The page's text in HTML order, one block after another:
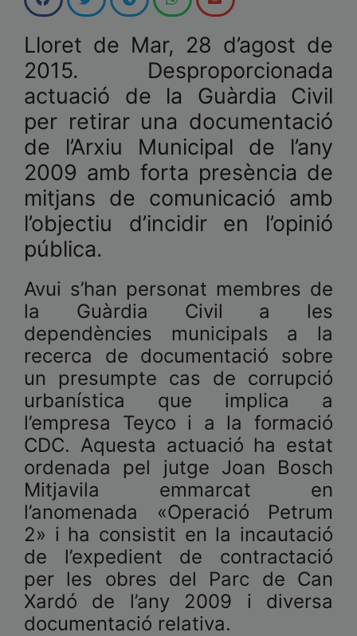
Lloret de Mar, 28 d’agost de
2015. Desproporcionada
actuació de la Guàrdia Civil
per retirar una documentació
de l’Arxiu Municipal de l’any
2009 amb forta presència de
mitjans de comunicació amb
l’objectiu d’incidir en l’opinió
pública.
Avui s’han personat membres de
la Guàrdia Civil a les
dependències municipals a la
recerca de documentació sobre
un presumpte cas de corrupció
urbanística que implica a
l’empresa Teyco i a la formació
CDC. Aquesta actuació ha estat
ordenada pel jutge Joan Bosch
Mitjavila emmarcat en
l’anomenada «Operació Petrum
2» i ha consistit en la incautació
de l’expedient de contractació
per les obres del Parc de Can
Xardó de l’any 2009 i diversa
documentació relativa.